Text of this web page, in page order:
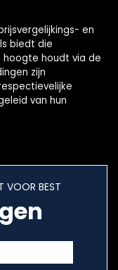
en
biedt die
hoogte houdt via de
zijn
van hun
VOOR BEST